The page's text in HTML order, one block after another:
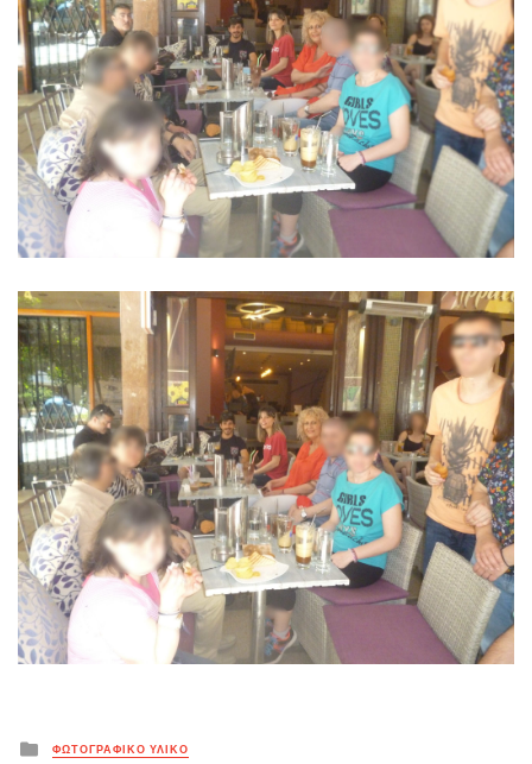
Posted
ΦΩΤΟΓΡΑΦΙΚΟ ΥΛΙΚΟ